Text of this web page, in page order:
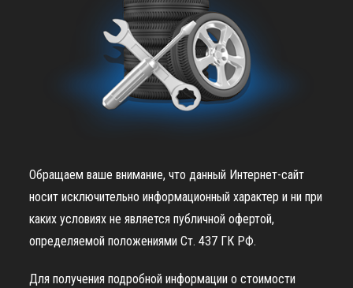
Обращаем ваше внимание, что данный Интернет-сайт
носит исключительно информационный характер и ни при
каких условиях не является публичной офертой,
определяемой положениями Ст. 437 ГК РФ.
Для получения подробной информации о стоимости